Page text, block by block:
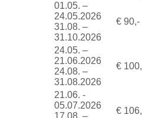
01.05. –
24.05.2026
31.08. –
31.10.2026
€ 90,-
24.05. –
21.06.2026
24.08. –
31.08.2026
€
21.06. -
05.07.2026
€